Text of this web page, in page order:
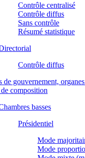
Contrôle centralisé
Contrôle diffus
Sans contrôle
Résumé statistique
Contrôle diffus
de gouvernement,
composition
basses
Présidentiel
Mode
Mode